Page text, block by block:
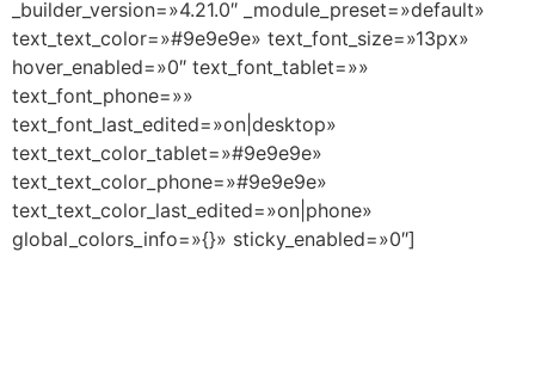
_builder_version=»4.21.0″ _module_preset=»default»
text_text_color=»#9e9e9e» text_font_size=»13px»
hover_enabled=»0″ text_font_tablet=»»
text_font_phone=»»
text_font_last_edited=»on|desktop»
text_text_color_tablet=»#9e9e9e»
text_text_color_phone=»#9e9e9e»
text_text_color_last_edited=»on|phone»
global_colors_info=»{}» sticky_enabled=»0″]